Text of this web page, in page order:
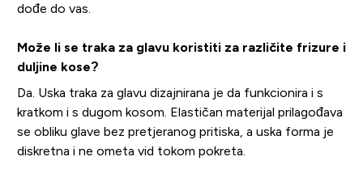
dođe do vas.
Može li se traka za glavu koristiti za različite frizure i
duljine kose?
Da. Uska traka za glavu dizajnirana je da funkcionira i s
kratkom i s dugom kosom. Elastičan materijal prilagođava
se obliku glave bez pretjeranog pritiska, a uska forma je
diskretna i ne ometa vid tokom pokreta.